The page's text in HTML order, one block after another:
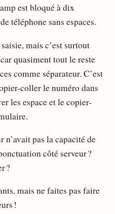
est bloqué à dix
téléphone sans espaces.
mais c’est surtout
quasiment tout le reste
comme séparateur. C’est
coller le numéro dans
les espace et le copier-
n’avait pas la capacité de
côté serveur ?
?
mais ne faites pas faire
!